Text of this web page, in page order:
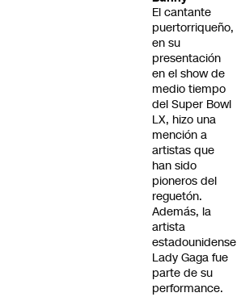
El cantante
puertorriqueño,
en su
presentación
en el show de
medio tiempo
del Super Bowl
LX, hizo una
mención a
artistas que
han sido
pioneros del
reguetón.
Además, la
artista
estadounidense
Lady Gaga fue
parte de su
performance.